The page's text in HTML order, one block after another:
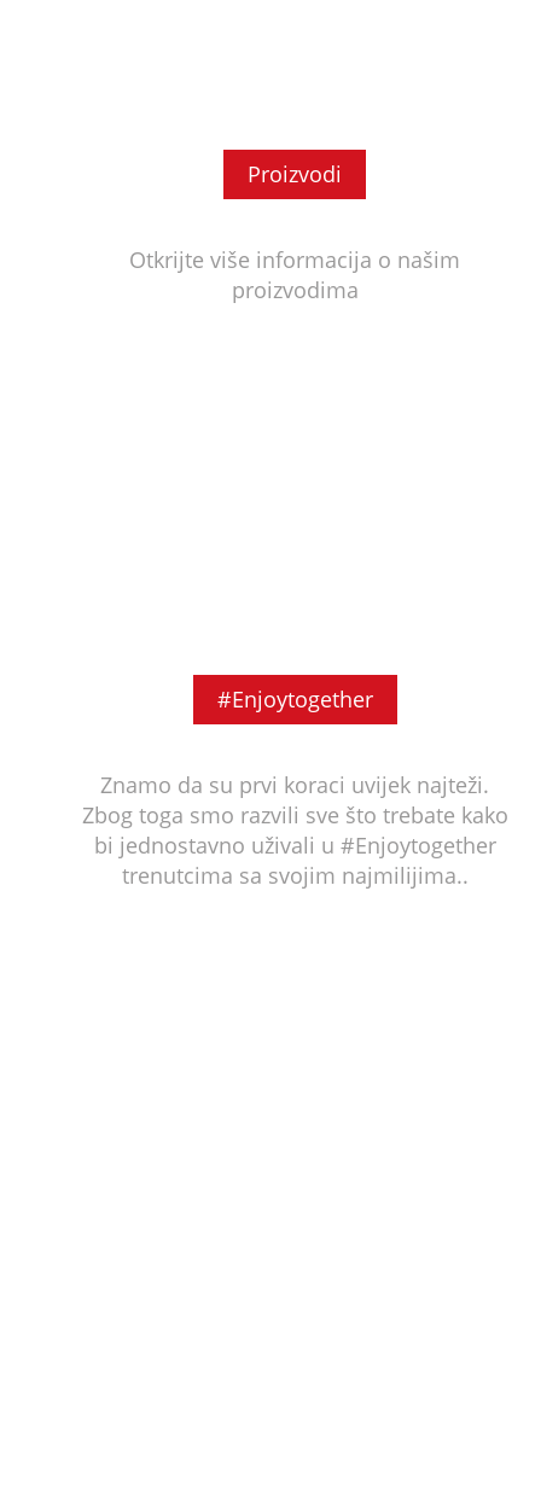
Proizvodi
Otkrijte više informacija o našim
proizvodima
#Enjoytogether
Znamo da su prvi koraci uvijek najteži.
Zbog toga smo razvili sve što trebate kako
bi jednostavno uživali u #Enjoytogether
trenutcima sa svojim najmilijima..